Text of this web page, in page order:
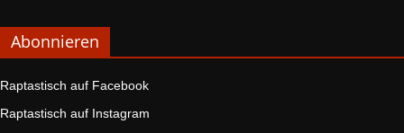
Abonnieren
Raptastisch auf Facebook
Raptastisch auf Instagram